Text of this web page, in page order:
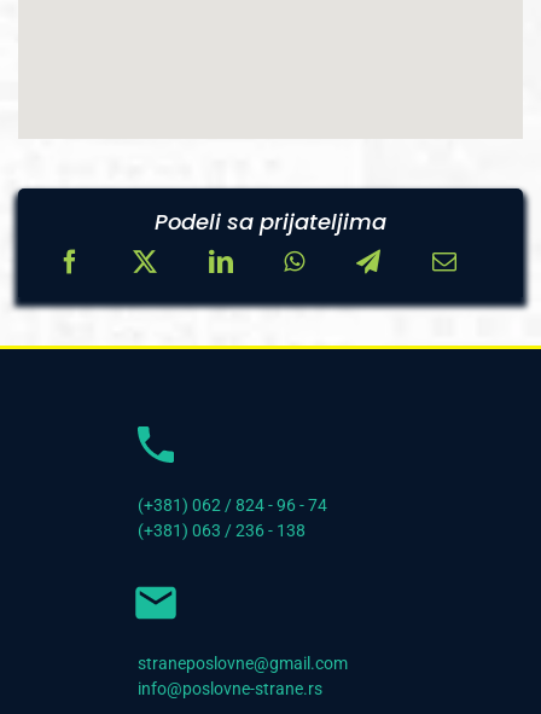
Podeli sa prijateljima
(+381) 062 / 824 - 96 - 74
(+381) 063 / 236 - 138
straneposlovne@gmail.com
info@poslovne-strane.rs